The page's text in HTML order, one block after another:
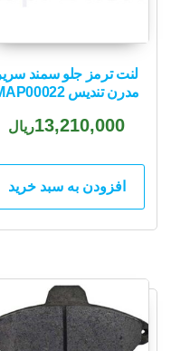
لنت ترمز جلو سمند سریر
مدرن تندیس MAP00022
13,210,000ریال
افزودن به سبد خرید